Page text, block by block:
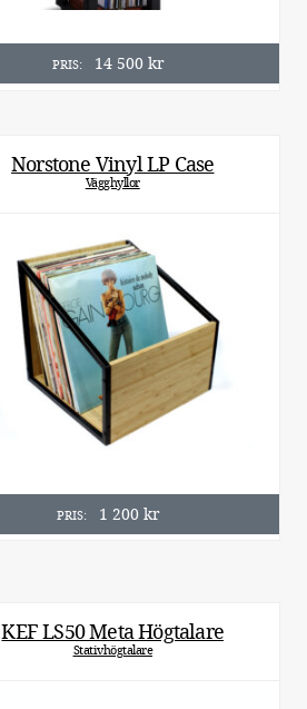
PRIS: 14 500kr
Norstone Vinyl LP Case
Vägghyllor
PRIS: 1 200kr
KEF LS50 Meta Högtalare
Stativhögtalare